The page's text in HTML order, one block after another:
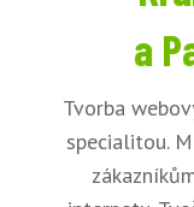
a
Tvorba
specialitou.